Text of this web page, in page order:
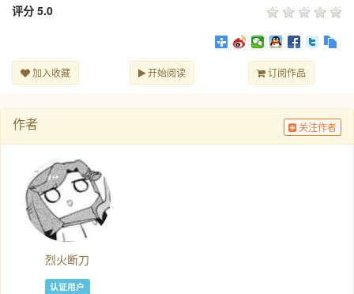
评分 5.0
加入收藏 开始阅读 订阅作品
作者 关注作者
烈火断刀
认证用户